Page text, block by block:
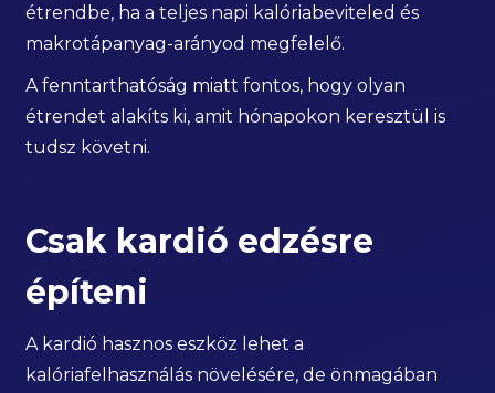
étrendbe, ha a teljes napi kalóriabeviteled és
makrotápanyag-arányod megfelelő.
A fenntarthatóság miatt fontos, hogy olyan
étrendet alakíts ki, amit hónapokon keresztül is
tudsz követni.
Csak kardió edzésre
építeni
A kardió hasznos eszköz lehet a
kalóriafelhasználás növelésére, de önmagában